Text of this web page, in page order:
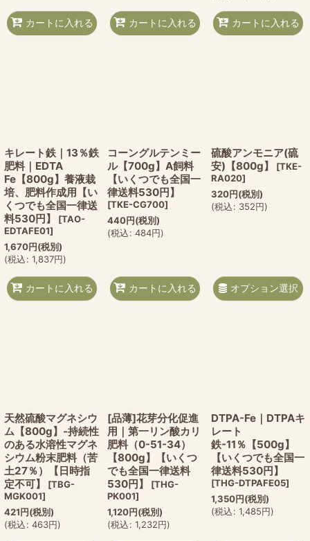
カートに入れる カートに入れる カートに入れる
キレート鉄｜13％鉄
肥料｜EDTA
Fe【800g】養液栽
培、肥料作成用【い
くつでも全国一律送
料530円】
[TAO-
EDTAFE01]
1,670円(税別)
(税込: 1,837円)
カートに入れる
コーングルテンミー
ル【700g】A飼料
【いくつでも全国一
律送料530円】
[TKE-CG700]
440円(税別)
(税込: 484円)
カートに入れる
硫酸アンモニア(硫
安)【800g】
[TKE-
RA020]
320円(税別)
(税込: 352円)
オプション選択
天然硫酸マグネシウ
ム【800g】-持続性
のある水溶性マグネ
シウム粉末肥料（苦
土27％）【日時指
定不可】
[TBG-
MGK001]
421円(税別)
(税込: 463円)
[品薄]花芽分化促進
用｜第一リン酸カリ
肥料（0-51-34）
【800g】【いくつ
でも全国一律送料
530円】
[THG-
PK001]
1,120円(税別)
(税込: 1,232円)
DTPA-Fe｜DTPAキ
レート
鉄-11％【500g】
【いくつでも全国一
律送料530円】
[THG-DTPAFE05]
1,350円(税別)
(税込: 1,485円)